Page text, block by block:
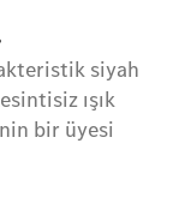
siyah
ışık
bir üyesi